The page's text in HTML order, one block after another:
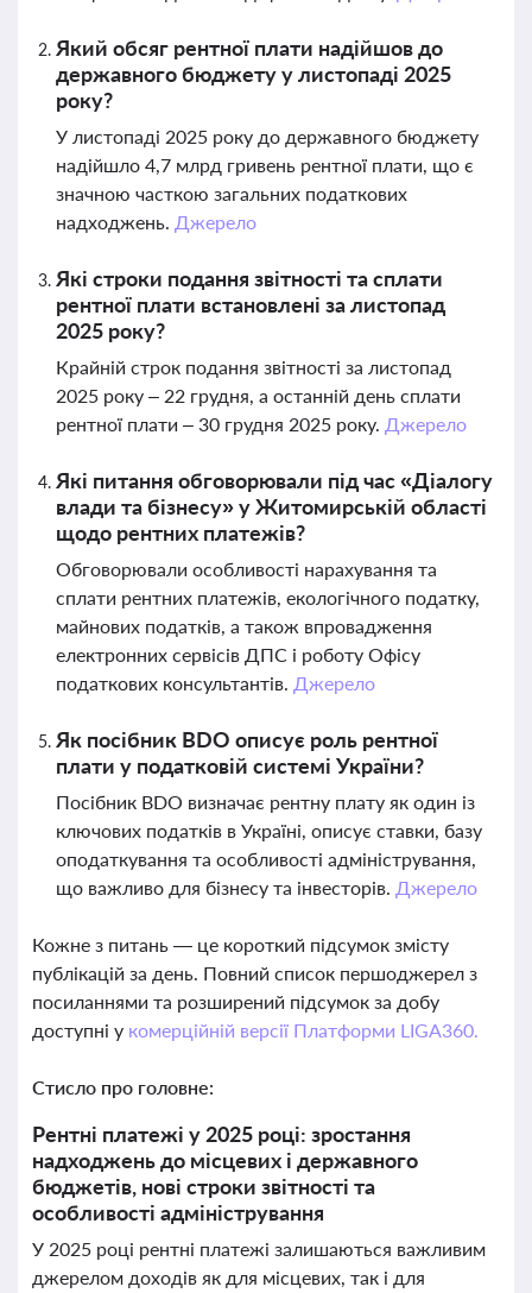
Який обсяг рентної плати надійшов до
державного бюджету у листопаді 2025
року?
У листопаді 2025 року до державного бюджету
надійшло 4,7 млрд гривень рентної плати, що є
значною часткою загальних податкових
надходжень. Джерело
Які строки подання звітності та сплати
рентної плати встановлені за листопад
2025 року?
Крайній строк подання звітності за листопад
2025 року – 22 грудня, а останній день сплати
рентної плати – 30 грудня 2025 року. Джерело
Які питання обговорювали під час «Діалогу
влади та бізнесу» у Житомирській області
щодо рентних платежів?
Обговорювали особливості нарахування та
сплати рентних платежів, екологічного податку,
майнових податків, а також впровадження
електронних сервісів ДПС і роботу Офісу
податкових консультантів. Джерело
Як посібник BDO описує роль рентної
плати у податковій системі України?
Посібник BDO визначає рентну плату як один із
ключових податків в Україні, описує ставки, базу
оподаткування та особливості адміністрування,
що важливо для бізнесу та інвесторів. Джерело
Кожне з питань — це короткий підсумок змісту
публікацій за день. Повний список першоджерел з
посиланнями та розширений підсумок за добу
доступні у комерційній версії Платформи LIGA360.
Стисло про головне:
Рентні платежі у 2025 році: зростання
надходжень до місцевих і державного
бюджетів, нові строки звітності та
особливості адміністрування
У 2025 році рентні платежі залишаються важливим
джерелом доходів як для місцевих, так і для